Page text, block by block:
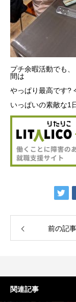
プチ余暇活動でも
間は
やっぱり最高です?
いっぱいの素敵な1
前の記事
関連記事